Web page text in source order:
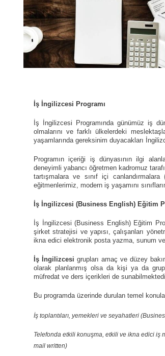
İş İngilizcesi Programı
İş İngilizcesi Programındagünümüz iş
olmalarını ve farklı ülkelerdeki
yaşamlarında gereksinim duyacakları
Programın içeriği iş dünyasının ilgi
deneyimli yabancı öğretmen kadromuz
tartışmalara ve sınıf içi
eğitmenlerimiz, modern iş yaşamını
İş İngilizcesi (Business English) Eğitim
İş İngilizcesi (Business English) Eğitim
şirket stratejisi ve yapısı, çalışanları
ikna edici elektronik posta yazma, sunum
İş İngilizcesi grupları amaç ve düzey
olarak planlanmış olsa da kişi ya da
müfredat ve ders içerikleri de
Bu programda üzerinde durulan temel
İş toplantıları, yemekleri ve seyahatleri
Telefonda etkili konuşma, etkili ve ikna edici iş
mail written)